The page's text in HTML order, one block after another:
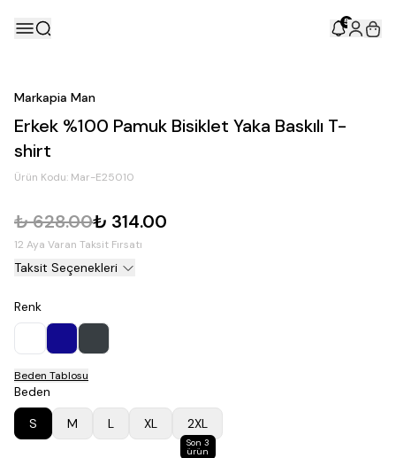
5
Markapia Man
Erkek %100 Pamuk Bisiklet Yaka Baskılı T-
shirt
Ürün Kodu: Mar-E25010
₺ 628.00₺ 314.00
12 Aya Varan Taksit Fırsatı
Taksit Seçenekleri
Renk
Beden Tablosu
Beden
S
M L XL 2XL
Son 3
ürün